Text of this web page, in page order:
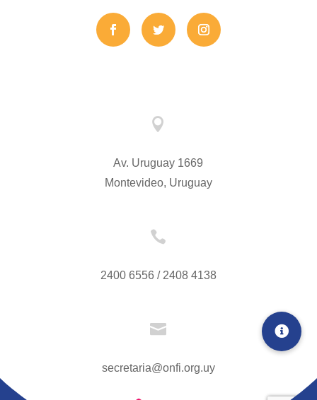

Av. Uruguay 1669
Montevideo, Uruguay

2400 6556 / 2408 4138

secretaria@onfi.org.uy